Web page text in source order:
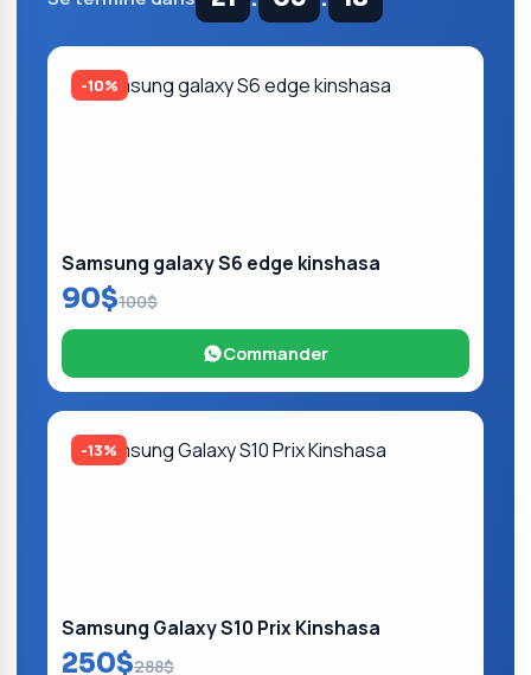
-10%
Samsung galaxy S6 edge kinshasa
90$100$
Commander
-13%
Samsung Galaxy S10 Prix Kinshasa
250$288$